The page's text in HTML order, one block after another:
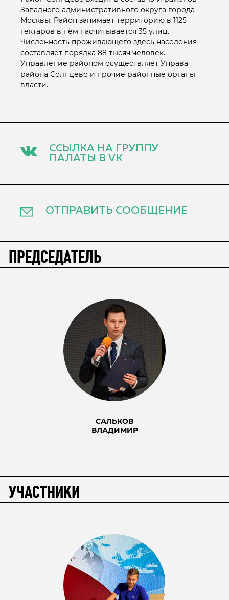
Западного административного округа города
Москвы. Район занимает территорию в 1125
гектаров в нём насчитывается 35 улиц.
Численность проживающего здесь населения
составляет порядка 88 тысяч человек.
Управление районом осуществляет Управа
района Солнцево и прочие районные органы
власти.
ССЫЛКА НА ГРУППУ
ПАЛАТЫ В VK
ОТПРАВИТЬ СООБЩЕНИЕ
ПРЕДСЕДАТЕЛЬ
САЛЬКОВ
ВЛАДИМИР
УЧАСТНИКИ